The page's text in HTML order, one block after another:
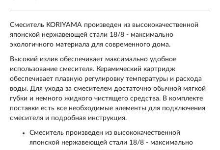
Смеситель KORIYAMA произведен из высококачественной
японской нержавеющей стали 18/8 - максимально
экологичного материала для современного дома.
Высокий излив обеспечивает максимально удобное
использование смесителя. Керамический картридж
обеспечивает плавную регулировку температуры и расхода
воды. Для ухода за смесителем достаточно обычной мягкой
губки и немного жидкого чистящего средства. В комплекте
поставки есть все необходимые элементы для подключения
смесителя и подробная инструкция.
Смеситель произведен из высококачественной
японской нержавеющей стали 18/8 - максимально